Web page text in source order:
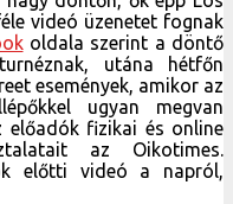
videó üzenetet fognak
oldala szerint a döntő
utána hétfőn
események, amikor az
ugyan megvan
előadók fizikai és online
az Oikotimes.
előtti videó a napról,